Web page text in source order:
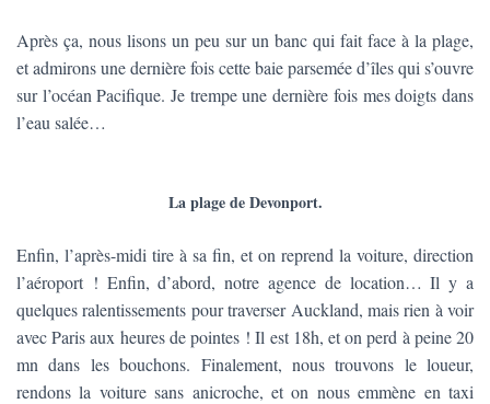
Après ça, nous lisons un peu sur un banc qui fait face à la plage,
et admirons une dernière fois cette baie parsemée d’îles qui s’ouvre
sur l’océan Pacifique. Je trempe une dernière fois mes doigts dans
l’eau salée…
La plage de Devonport.
Enfin, l’après-midi tire à sa fin, et on reprend la voiture, direction
l’aéroport ! Enfin, d’abord, notre agence de location… Il y a
quelques ralentissements pour traverser Auckland, mais rien à voir
avec Paris aux heures de pointes ! Il est 18h, et on perd à peine 20
mn dans les bouchons. Finalement, nous trouvons le loueur,
rendons la voiture sans anicroche, et on nous emmène en taxi